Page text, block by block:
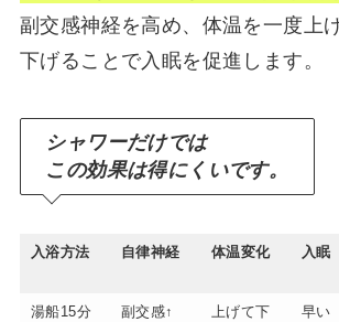
副交感神経を高め、体温を一度上
下げることで入眠を促進します。
シャワーだけでは
この効果は得にくいです。
入浴方法 自律神経 体温変化 入眠
湯船15分 副交感↑
上げて下
早い